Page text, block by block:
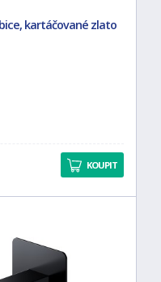
kartáčované zlato
KOUPIT